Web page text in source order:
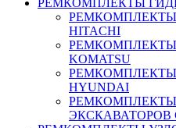
HITACHI
KOMATSU
HYUNDAI
ЭКСКАВАТОРОВ